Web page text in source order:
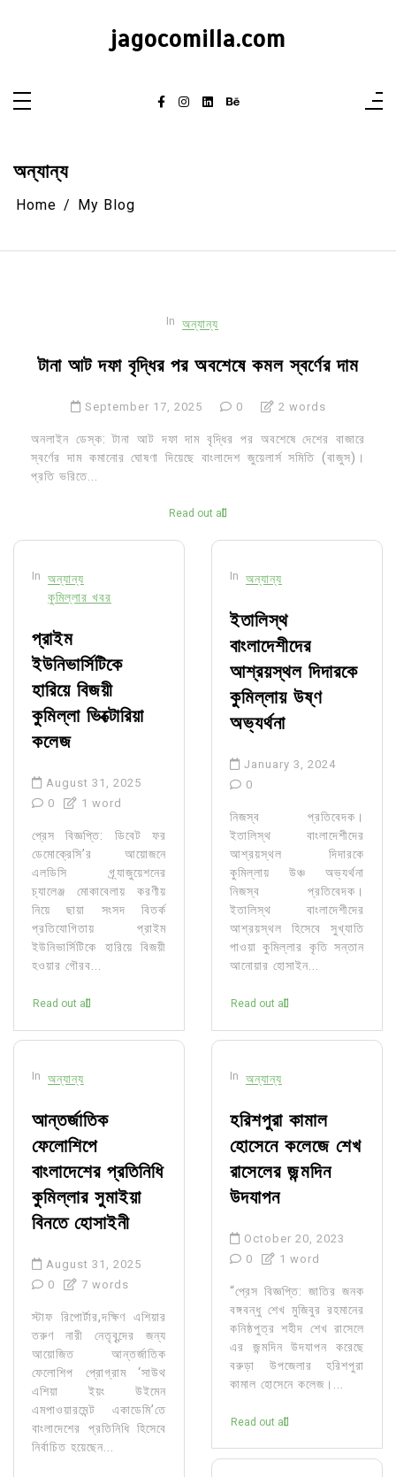
jagocomilla.com
অন্যান্য
Home My Blog
In অন্যান্য
টানা আট দফা বৃদ্ধির পর অবশেষে কমল স্বর্ণের দাম
September 17, 2025 0 2 words
অনলাইন ডেস্ক: টানা আট দফা দাম বৃদ্ধির পর অবশেষে দেশের বাজারে
স্বর্ণের দাম কমানোর ঘোষণা দিয়েছে বাংলাদেশ জুয়েলার্স সমিতি (বাজুস)।
প্রতি ভরিতে...
Read out all
In অন্যান্য
কুমিল্লার খবর
প্রাইম
ইউনিভার্সিটিকে
হারিয়ে বিজয়ী
কুমিল্লা ভিক্টোরিয়া
কলেজ
August 31, 2025
0
1 word
প্রেস বিজ্ঞপ্তি: ডিবেট ফর
ডেমোক্রেসি’র আয়োজনে
এলডিসি গ্র্যাজুয়েশনের
চ্যালেঞ্জ মোকাবেলায় করণীয়
নিয়ে ছায়া সংসদ বিতর্ক
প্রতিযোগিতায় প্রাইম
ইউনিভার্সিটিকে হারিয়ে বিজয়ী
হওয়ার গৌরব...
Read out all
In অন্যান্য
আন্তর্জাতিক
ফেলোশিপে
বাংলাদেশের প্রতিনিধি
কুমিল্লার সুমাইয়া
বিনতে হোসাইনী
August 31, 2025
0
7 words
স্টাফ রিপোর্টার,দক্ষিণ এশিয়ার
তরুণ নারী নেতৃবৃন্দের জন্য
আয়োজিত আন্তর্জাতিক
ফেলোশিপ প্রোগ্রাম ‘সাউথ
এশিয়া ইয়ং উইমেন
এমপাওয়ারমেন্ট একাডেমি’তে
বাংলাদেশের প্রতিনিধি হিসেবে
নির্বাচিত হয়েছেন...
In অন্যান্য
ইতালিস্থ
বাংলাদেশীদের
আশ্রয়স্থল দিদারকে
কুমিল্লায় উষ্ণ
অভ্যর্থনা
January 3, 2024
0
নিজস্ব প্রতিবেদক।
ইতালিস্থ বাংলাদেশীদের
আশ্রয়স্থল দিদারকে
কুমিল্লায় উঞ্চ অভ্যর্থনা
নিজস্ব প্রতিবেদক।
ইতালিস্থ বাংলাদেশীদের
আশ্রয়স্থল হিসেবে সুখ্যাতি
পাওয়া কুমিল্লার কৃতি সন্তান
আনোয়ার হোসাইন...
Read out all
In অন্যান্য
হরিশপুরা কামাল
হোসেনে কলেজে শেখ
রাসেলের জন্মদিন
উদযাপন
October 20, 2023
0
1 word
“প্রেস বিজ্ঞপ্তি: জাতির জনক
বঙ্গবন্ধু শেখ মুজিবুর রহমানের
কনিষ্ঠপুত্র শহীদ শেখ রাসেলে
এর জন্মদিন উদযাপন করেছে
বরুড়া উপজেলার হরিশপুরা
কামাল হোসেনে কলেজ।...
Read out all